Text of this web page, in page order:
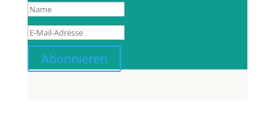
Abonnieren